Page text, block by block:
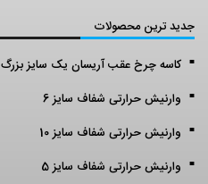
جدید ترین محصولات
کاسه چرخ عقب آریسان یک سایز بزرگ
وارنیش حرارتی شفاف سایز 6
وارنیش حرارتی شفاف سایز 10
وارنیش حرارتی شفاف سایز 5